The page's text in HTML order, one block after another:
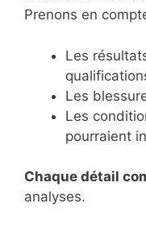
Prenons en
Les
Les
Les
pourraient
Chaque détail
analyses.